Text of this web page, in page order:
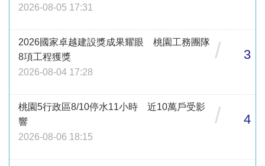
2026-08-05 17:31
2026國家卓越建設獎成果耀眼 桃園工務團隊
8項工程獲獎
2026-08-04 17:28
/ 3
桃園5行政區8/10停水11小時 近10萬戶受影
響
2026-08-06 18:15
/ 4